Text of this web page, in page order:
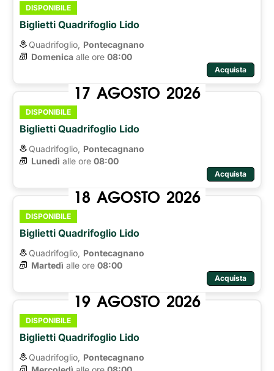
DISPONIBILE
Biglietti Quadrifoglio Lido
Quadrifoglio, Pontecagnano
Domenica alle ore 08:00
Acquista
17 AGOSTO 2026
DISPONIBILE
Biglietti Quadrifoglio Lido
Quadrifoglio, Pontecagnano
Lunedì alle ore 08:00
Acquista
18 AGOSTO 2026
DISPONIBILE
Biglietti Quadrifoglio Lido
Quadrifoglio, Pontecagnano
Martedì alle ore 08:00
Acquista
19 AGOSTO 2026
DISPONIBILE
Biglietti Quadrifoglio Lido
Quadrifoglio, Pontecagnano